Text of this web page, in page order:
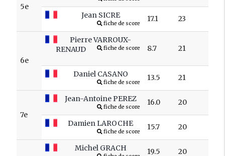
5e
Jean SICRE
fiche de score
17.1 23
6e
Pierre VARROUX-
RENAUD
fiche de score 8.7 21
Daniel CASANO
fiche de score
13.5 21
7e
Jean-Antoine PEREZ
fiche de score
16.0 20
Damien LAROCHE
fiche de score
15.7 20
Michel GRACH 19.5 20